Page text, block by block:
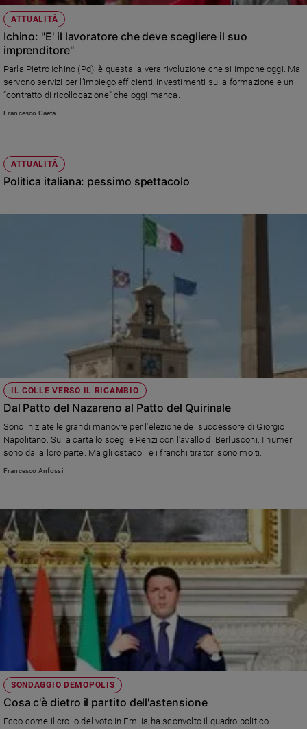
ATTUALITÀ
Ichino: "E' il lavoratore che deve scegliere il suo
imprenditore"
Parla Pietro Ichino (Pd): è questa la vera rivoluzione che si impone oggi. Ma
servono servizi per l’impiego efficienti, investimenti sulla formazione e un
“contratto di ricollocazione” che oggi manca.
Francesco Gaeta
ATTUALITÀ
Politica italiana: pessimo spettacolo
IL COLLE VERSO IL RICAMBIO
Dal Patto del Nazareno al Patto del Quirinale
Sono iniziate le grandi manovre per l'elezione del successore di Giorgio
Napolitano. Sulla carta lo sceglie Renzi con l'avallo di Berlusconi. I numeri
sono dalla loro parte. Ma gli ostacoli e i franchi tiratori sono molti.
Francesco Anfossi
SONDAGGIO DEMOPOLIS
Cosa c'è dietro il partito dell'astensione
Ecco come il crollo del voto in Emilia ha sconvolto il quadro politico